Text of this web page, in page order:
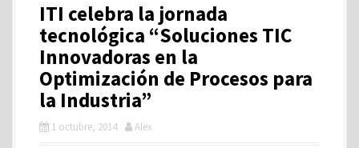
ITI celebra la jornada
tecnológica “Soluciones TIC
Innovadoras en la
Optimización de Procesos para
la Industria”
1 octubre, 2014 Alex